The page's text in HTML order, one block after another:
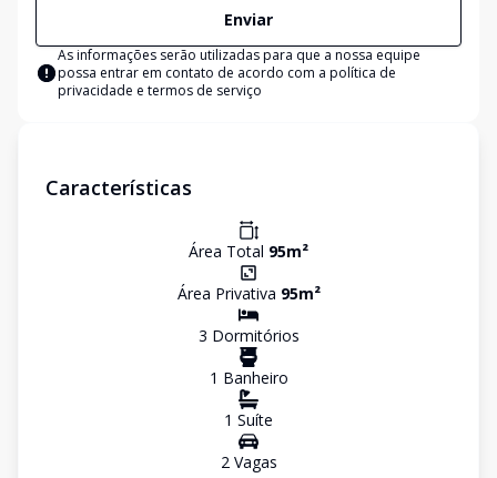
Enviar
As informações serão utilizadas para que a nossa equipe
possa entrar em contato de acordo com a política de
privacidade e termos de serviço
Características
Área Total 95m²
Área Privativa 95m²
3 Dormitórios
1 Banheiro
1 Suíte
2Vagas